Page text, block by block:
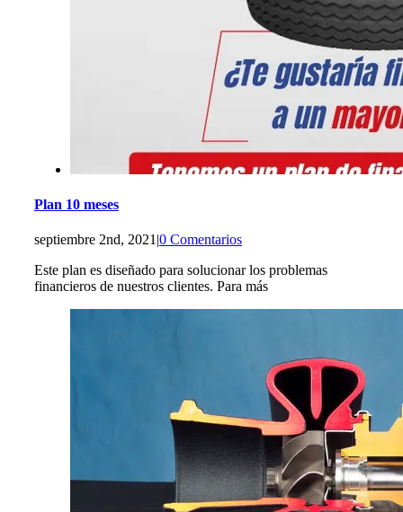
Plan 10 meses
septiembre 2nd, 2021 |0 Comentarios
Este plan es diseñado para solucionar los problemas
financieros de nuestros clientes. Para más